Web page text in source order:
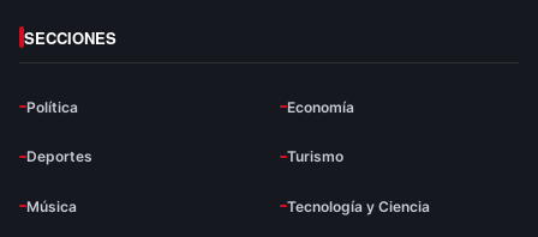
SECCIONES
Política Economía
Deportes Turismo
Música Tecnología y Ciencia